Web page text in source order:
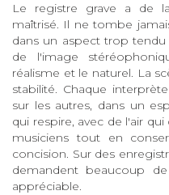
Le registre grave a de
maîtrisé. Il ne tombe
dans un aspect trop
de l'image
réalisme et le naturel. La
stabilité. Chaque
sur les autres, dans un
qui respire, avec de l'air
musiciens tout en
concision. Sur des
demandent beaucoup
appréciable.